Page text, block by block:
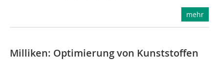
mehr
Milliken: Optimierung von Kunststoffen